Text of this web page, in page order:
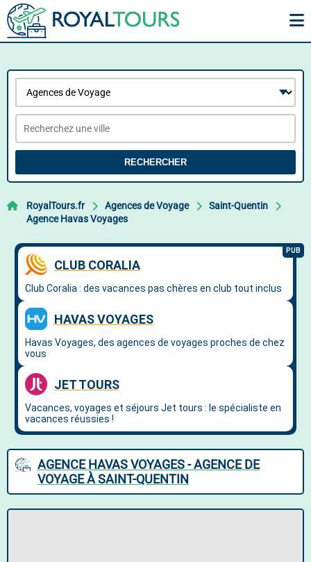
RECHERCHER
RoyalTours.fr Agences de Voyage
Saint-Quentin
Agence Havas Voyages
AGENCE HAVAS VOYAGES - AGENCE DE
VOYAGE À SAINT-QUENTIN